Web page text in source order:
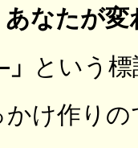
あなたが
という
かけ作り